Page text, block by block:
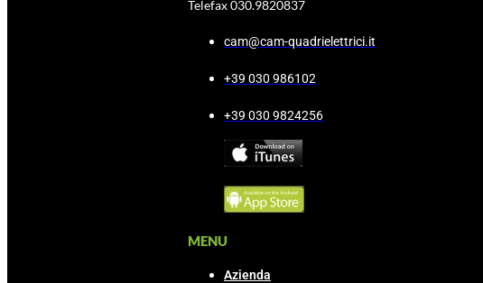
Telefax 030.9820837
cam@cam-quadrielettrici.it
+39 030 986102
+39 030 9824256
MENU
Azienda